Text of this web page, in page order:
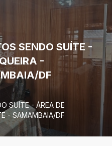
SENDO SUÍTE -
-
DF
SUÍTE - ÁREA DE
- SAMAMBAIA/DF